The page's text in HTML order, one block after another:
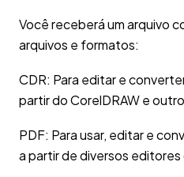
Você receberá um arquivo
arquivos e formatos:
CDR: Para editar e
partir do CorelDRAW e
PDF: Para usar, editar e
a partir de diversos